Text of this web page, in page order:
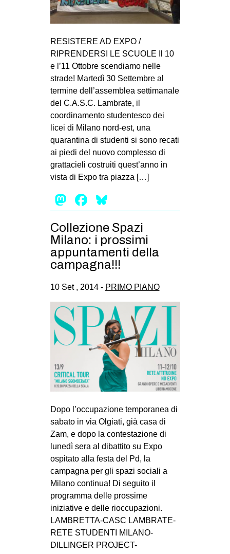
RESISTERE AD EXPO /
RIPRENDERSI LE SCUOLE Il 10
e l’11 Ottobre scendiamo nelle
strade! Martedì 30 Settembre al
termine dell’assemblea settimanale
del C.A.S.C. Lambrate, il
coordinamento studentesco dei
licei di Milano nord-est, una
quarantina di studenti si sono recati
ai piedi del nuovo complesso di
grattacieli costruiti quest’anno in
vista di Expo tra piazza […]
Mastodon
Facebook
Collezione Spazi
Milano: i prossimi
appuntamenti della
campagna!!!
10 Set , 2014 - PRIMO PIANO
Dopo l’occupazione temporanea di
sabato in via Olgiati, già casa di
Zam, e dopo la contestazione di
lunedì sera al dibattito su Expo
ospitato alla festa del Pd, la
campagna per gli spazi sociali a
Milano continua! Di seguito il
programma delle prossime
iniziative e delle rioccupazioni.
LAMBRETTA-CASC LAMBRATE-
RETE STUDENTI MILANO-
DILLINGER PROJECT-